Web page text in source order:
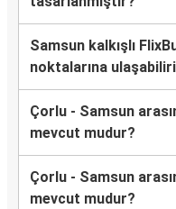
Samsun kalkışlı
noktalarına
Çorlu - Samsun
mevcut mudur?
Çorlu - Samsun
mevcut mudur?